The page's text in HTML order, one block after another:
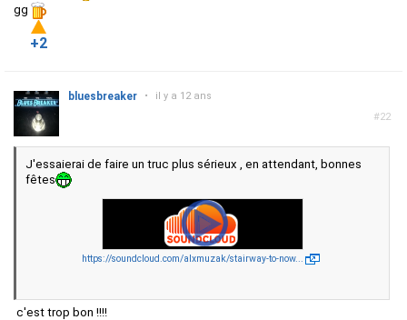
gg
+2
#22
bluesbreaker • il y a 12 ans
J'essaierai de faire un truc plus sérieux , en attendant, bonnes
fêtes
https://soundcloud.com/alxmuzak/stairway-to-now...
c'est trop bon !!!!